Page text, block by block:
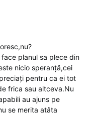
planul sa plece din
nicio speranță,cei
pentru ca ei tot
frica sau altceva.Nu
au ajuns pe
se merita atâta